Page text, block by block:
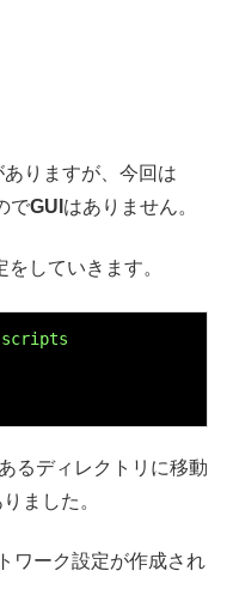
りますが、今回は
でGUI はありません。
していきます。
るディレクトリに移動
ました。
ワーク設定が作成され